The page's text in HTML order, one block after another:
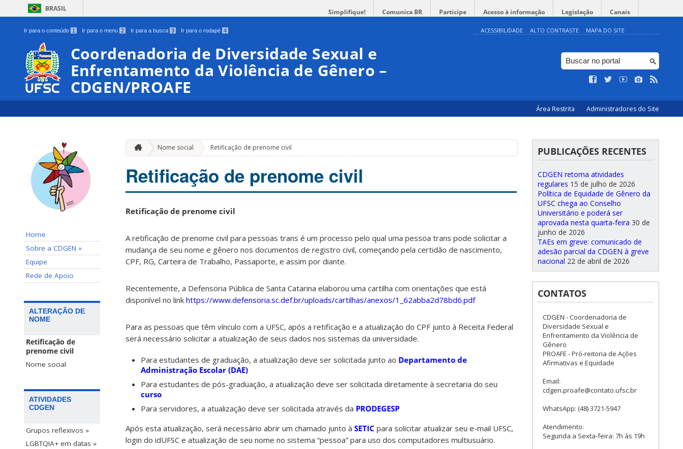
BRASIL Simplifique! Comunica BR Participe Acesso à informação Legislação Canais
Ir para o conteúdo 1 Ir para o menu 2 Ir para a busca 3 Ir para o rodapé 4 ACESSIBILIDADE ALTO CONTRASTE MAPA DO SITE
Coordenadoria de Diversidade Sexual e
Enfrentamento da Violência de Gênero –
CDGEN/PROAFE
Área Restrita Administradores do Site
Home
Sobre a CDGEN »
Equipe
Rede de Apoio
ALTERAÇÃO DE
NOME
Retificação de
prenome civil
Nome social
ATIVIDADES
CDGEN
Grupos reflexivos »
LGBTQIA+ em datas »
Nome social Retificação de prenome civil
Retificação de prenome civil
Retificação de prenome civil
A retificação de prenome civil para pessoas trans é um processo pelo qual uma pessoa trans pode solicitar a
mudança de seu nome e gênero nos documentos de registro civil, começando pela certidão de nascimento,
CPF, RG, Carteira de Trabalho, Passaporte, e assim por diante.
Recentemente, a Defensoria Pública de Santa Catarina elaborou uma cartilha com orientações que está
disponível no link https://www.defensoria.sc.def.br/uploads/cartilhas/anexos/1_62abba2d78bd6.pdf
Para as pessoas que têm vínculo com a UFSC, após a retificação e a atualização do CPF junto à Receita Federal
será necessário solicitar a atualização de seus dados nos sistemas da universidade.
Para estudantes de graduação, a atualização deve ser solicitada junto ao Departamento de
Administração Escolar (DAE)
Para estudantes de pós-graduação, a atualização deve ser solicitada diretamente à secretaria do seu
curso
Para servidores, a atualização deve ser solicitada através da PRODEGESP
Após esta atualização, será necessário abrir um chamado junto à SETIC para solicitar atualizar seu e-mail UFSC,
login do idUFSC e atualização de seu nome no sistema “pessoa” para uso dos computadores multiusuário.
PUBLICAÇÕES RECENTES
CDGEN retoma atividades
regulares 15 de julho de 2026
Política de Equidade de Gênero da
UFSC chega ao Conselho
Universitário e poderá ser
aprovada nesta quarta-feira 30 de
junho de 2026
TAEs em greve: comunicado de
adesão parcial da CDGEN à greve
nacional 22 de abril de 2026
CONTATOS
CDGEN - Coordenadoria de
Diversidade Sexual e
Enfrentamento da Violência de
Gênero
PROAFE - Pró-reitoria de Ações
Afirmativas e Equidade
Email:
cdgen.proafe@contato.ufsc.br
WhatsApp: (48) 3721-5947
Atendimento:
Segunda a Sexta-feira: 7h às 19h